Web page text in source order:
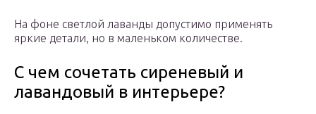
На фоне светлой лаванды допустимо применять
яркие детали, но в маленьком количестве.
С чем сочетать сиреневый и
лавандовый в интерьере?